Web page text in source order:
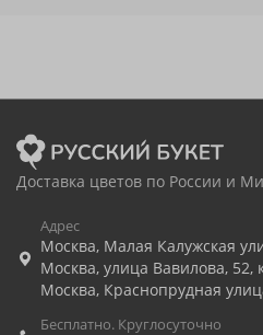
Доставка цветов по России и
Адрес
Москва, Малая Калужская
Москва, улица Вавилова, 52,
Москва, Краснопрудная
Бесплатно. Круглосуточно